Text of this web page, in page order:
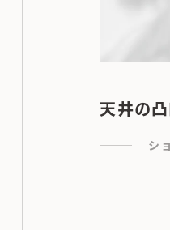
天井の
シ